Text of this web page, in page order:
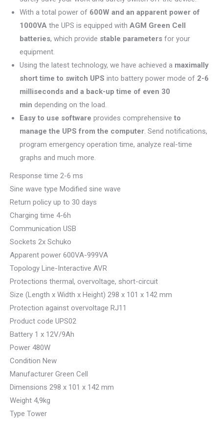
With a total power of 600W and an apparent power of
1000VA the UPS is equipped with AGM Green Cell
batteries, which provide stable parameters for your
equipment.
Using the latest technology, we have achieved a maximally
short time to switch UPS into battery power mode of 2-6
milliseconds and a back-up time of even 30
min depending on the load.
Easy to use software provides comprehensive to
manage the UPS from the computer . Send notifications,
program emergency operation time, analyze real-time
graphs and much more.
Response time 2-6 ms
Sine wave type Modified sine wave
Return policy up to 30 days
Charging time 4-6h
Communication USB
Sockets 2x Schuko
Apparent power 600VA-999VA
Topology Line-Interactive AVR
Protections thermal, overvoltage, short-circuit
Size (Length x Width x Height) 298 x 101 x 142 mm
Protection against overvoltage RJ11
Product code UPS02
Battery 1 x 12V/9Ah
Power 480W
Condition New
Manufacturer Green Cell
Dimensions 298 x 101 x 142 mm
Weight 4,9kg
Type Tower